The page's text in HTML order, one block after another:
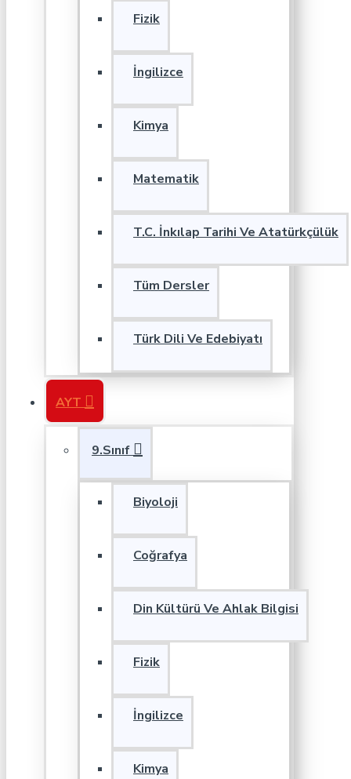
Fizik
İngilizce
Kimya
Matematik
T.C. İnkılap Tarihi Ve Atatürkçülük
Tüm Dersler
Türk Dili Ve Edebiyatı
AYT
9.Sınıf
Biyoloji
Coğrafya
Din Kültürü Ve Ahlak Bilgisi
Fizik
İngilizce
Kimya